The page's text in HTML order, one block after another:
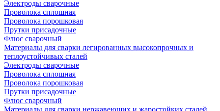
Электроды сварочные
Проволока сплошная
Проволока порошковая
Прутки присадочные
Флюс сварочный
Материалы для сварки легированных высокопрочных и
теплоустойчивых сталей
Электроды сварочные
Проволока сплошная
Проволока порошковая
Прутки присадочные
Флюс сварочный
Материалы для сварки нержавеющих и жаростойких сталей